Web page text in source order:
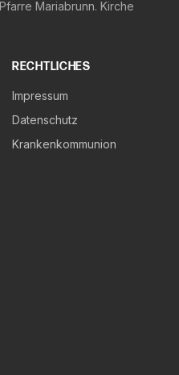
Mariabrunn. Kirche
RECHTLICHES
Impressum
Datenschutz
Krankenkommunion